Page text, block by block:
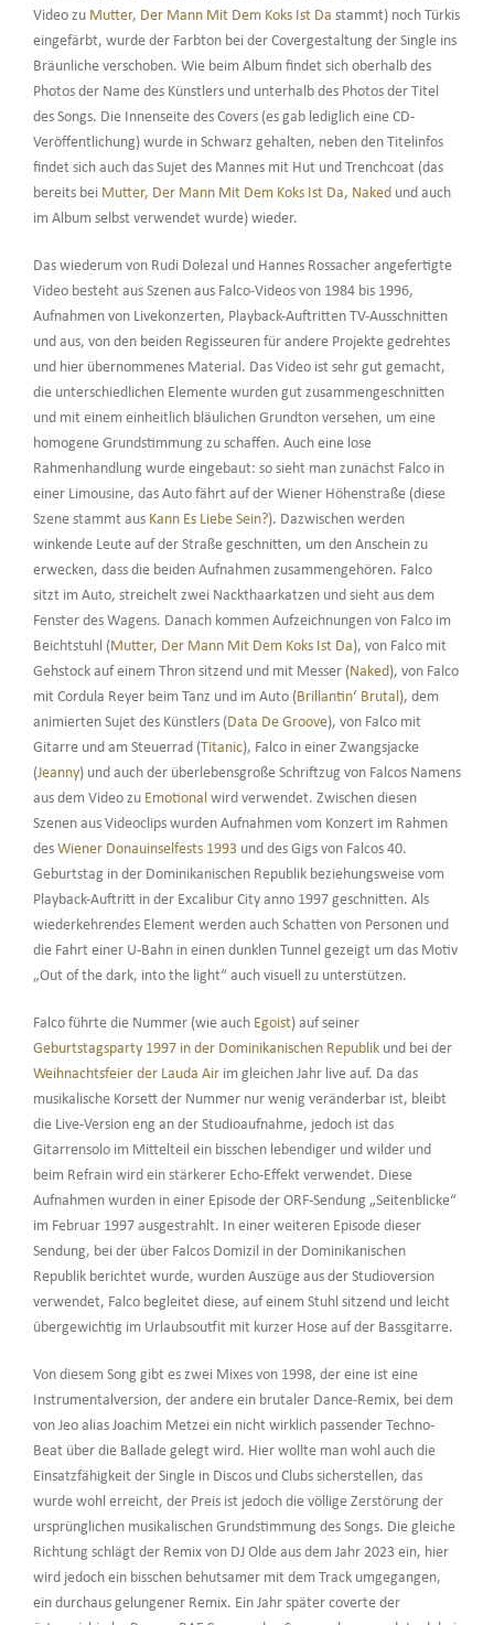
Video zu Mutter, Der Mann Mit Dem Koks Ist Da stammt) noch Türkis
eingefärbt, wurde der Farbton bei der Covergestaltung der Single ins
Bräunliche verschoben. Wie beim Album findet sich oberhalb des
Photos der Name des Künstlers und unterhalb des Photos der Titel
des Songs. Die Innenseite des Covers (es gab lediglich eine CD-
Veröffentlichung) wurde in Schwarz gehalten, neben den Titelinfos
findet sich auch das Sujet des Mannes mit Hut und Trenchcoat (das
bereits bei Mutter, Der Mann Mit Dem Koks Ist Da, Naked und auch
im Album selbst verwendet wurde) wieder.
Das wiederum von Rudi Dolezal und Hannes Rossacher angefertigte
Video besteht aus Szenen aus Falco-Videos von 1984 bis 1996,
Aufnahmen von Livekonzerten, Playback-Auftritten TV-Ausschnitten
und aus, von den beiden Regisseuren für andere Projekte gedrehtes
und hier übernommenes Material. Das Video ist sehr gut gemacht,
die unterschiedlichen Elemente wurden gut zusammengeschnitten
und mit einem einheitlich bläulichen Grundton versehen, um eine
homogene Grundstimmung zu schaffen. Auch eine lose
Rahmenhandlung wurde eingebaut: so sieht man zunächst Falco in
einer Limousine, das Auto fährt auf der Wiener Höhenstraße (diese
Szene stammt aus Kann Es Liebe Sein?). Dazwischen werden
winkende Leute auf der Straße geschnitten, um den Anschein zu
erwecken, dass die beiden Aufnahmen zusammengehören. Falco
sitzt im Auto, streichelt zwei Nackthaarkatzen und sieht aus dem
Fenster des Wagens. Danach kommen Aufzeichnungen von Falco im
Beichtstuhl (Mutter, Der Mann Mit Dem Koks Ist Da), von Falco mit
Gehstock auf einem Thron sitzend und mit Messer (Naked), von Falco
mit Cordula Reyer beim Tanz und im Auto (Brillantin‘ Brutal ), dem
animierten Sujet des Künstlers (Data De Groove), von Falco mit
Gitarre und am Steuerrad (Titanic), Falco in einer Zwangsjacke
(Jeanny) und auch der überlebensgroße Schriftzug von Falcos Namens
aus dem Video zu Emotional wird verwendet. Zwischen diesen
Szenen aus Videoclips wurden Aufnahmen vom Konzert im Rahmen
des Wiener Donauinselfests 1993und des Gigs von Falcos 40.
Geburtstag in der Dominikanischen Republik beziehungsweise vom
Playback-Auftritt in der Excalibur City anno 1997 geschnitten. Als
wiederkehrendes Element werden auch Schatten von Personen und
die Fahrt einer U-Bahn in einen dunklen Tunnel gezeigt um das Motiv
„Out of the dark, into the light“ auch visuell zu unterstützen.
Falco führte die Nummer (wie auch Egoist) auf seiner
Geburtstagsparty 1997 in der Dominikanischen Republikund bei der
Weihnachtsfeier der Lauda Airim gleichen Jahr live auf. Da das
musikalische Korsett der Nummer nur wenig veränderbar ist, bleibt
die Live-Version eng an der Studioaufnahme, jedoch ist das
Gitarrensolo im Mittelteil ein bisschen lebendiger und wilder und
beim Refrain wird ein stärkerer Echo-Effekt verwendet. Diese
Aufnahmen wurden in einer Episode der ORF-Sendung „Seitenblicke“
im Februar 1997 ausgestrahlt. In einer weiteren Episode dieser
Sendung, bei der über Falcos Domizil in der Dominikanischen
Republik berichtet wurde, wurden Auszüge aus der Studioversion
verwendet, Falco begleitet diese, auf einem Stuhl sitzend und leicht
übergewichtig im Urlaubsoutfit mit kurzer Hose auf der Bassgitarre.
Von diesem Song gibt es zwei Mixes von 1998, der eine ist eine
Instrumentalversion, der andere ein brutaler Dance-Remix, bei dem
von Jeo alias Joachim Metzei ein nicht wirklich passender Techno-
Beat über die Ballade gelegt wird. Hier wollte man wohl auch die
Einsatzfähigkeit der Single in Discos und Clubs sicherstellen, das
wurde wohl erreicht, der Preis ist jedoch die völlige Zerstörung der
ursprünglichen musikalischen Grundstimmung des Songs. Die gleiche
Richtung schlägt der Remix von DJ Olde aus dem Jahr 2023 ein, hier
wird jedoch ein bisschen behutsamer mit dem Track umgegangen,
ein durchaus gelungener Remix. Ein Jahr später coverte der